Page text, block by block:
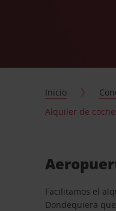
Inicio
Alquiler de
Facilitamos el
Dondequiera